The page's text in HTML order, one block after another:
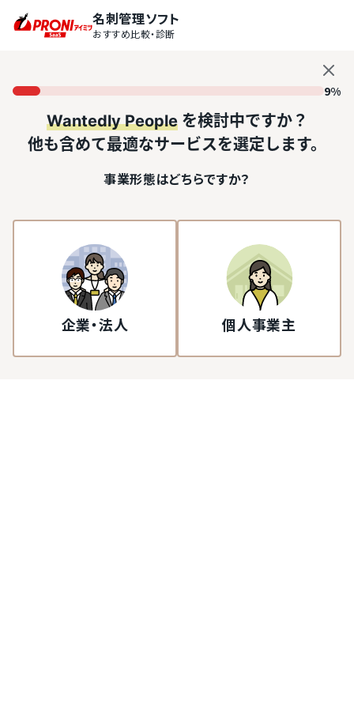
名刺管理ソフト
おすすめ比較・診断
9%
Wantedly Peopleを検討中ですか？
他も含めて最適なサービスを選定します。
事業形態はどちらですか？
企業・法人 個人事業主